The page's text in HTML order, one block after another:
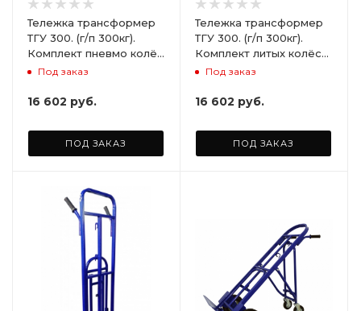
Тележка трансформер
ТГУ 300. (г/п 300кг).
Комплект пневмо колёс
для ТГУ (2шт)
Под заказ
16 602 руб.
ПОД ЗАКАЗ
Тележка трансформер
ТГУ 300. (г/п 300кг).
Комплект литых колёс
для ТГУ (2 шт)
Под заказ
16 602 руб.
ПОД ЗАКАЗ